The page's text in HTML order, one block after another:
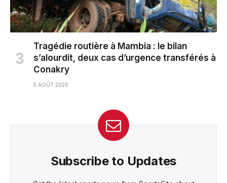
Tragédie routière à Mambia : le bilan
s’alourdit, deux cas d’urgence transférés à
Conakry
5 AOÛT 2026
Subscribe to Updates